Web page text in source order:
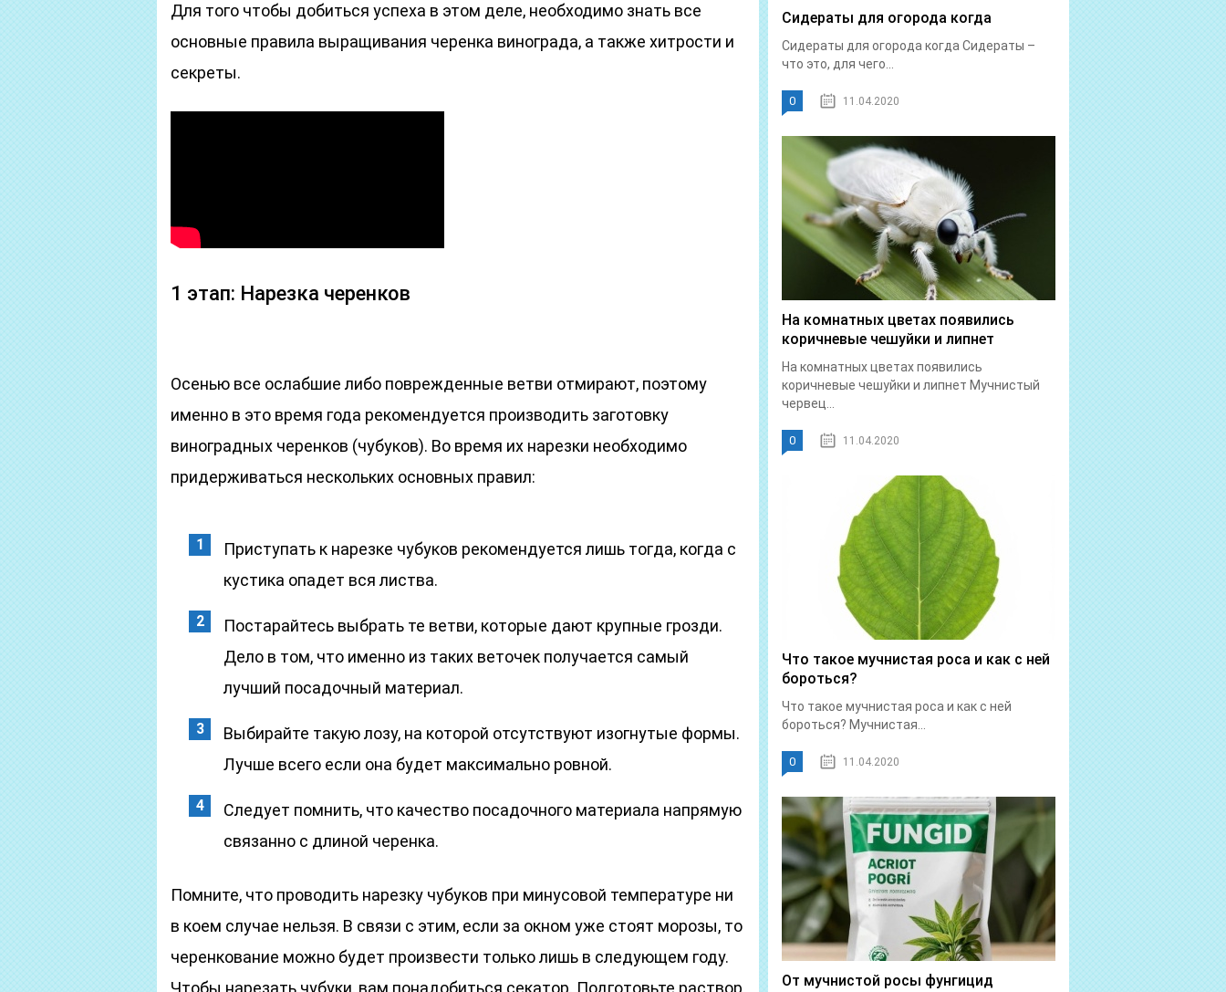
Для того чтобы добиться успеха в этом деле, необходимо знать все
основные правила выращивания черенка винограда, а также хитрости и
секреты.
1 этап: Нарезка черенков
Осенью все ослабшие либо поврежденные ветви отмирают, поэтому
именно в это время года рекомендуется производить заготовку
виноградных черенков (чубуков). Во время их нарезки необходимо
придерживаться нескольких основных правил:
Приступать к нарезке чубуков рекомендуется лишь тогда, когда с
кустика опадет вся листва.
Постарайтесь выбрать те ветви, которые дают крупные грозди.
Дело в том, что именно из таких веточек получается самый
лучший посадочный материал.
Выбирайте такую лозу, на которой отсутствуют изогнутые формы.
Лучше всего если она будет максимально ровной.
Следует помнить, что качество посадочного материала напрямую
связанно с длиной черенка.
Помните, что проводить нарезку чубуков при минусовой температуре ни
в коем случае нельзя. В связи с этим, если за окном уже стоят морозы, то
черенкование можно будет произвести только лишь в следующем году.
Чтобы нарезать чубуки, вам понадобиться секатор. Подготовьте раствор
Сидераты для огорода когда
Сидераты для огорода когда Сидераты –
что это, для чего...
0 11.04.2020
На комнатных цветах появились
коричневые чешуйки и липнет
На комнатных цветах появились
коричневые чешуйки и липнет Мучнистый
червец...
0 11.04.2020
Что такое мучнистая роса и как с ней
бороться?
Что такое мучнистая роса и как с ней
бороться? Мучнистая...
0 11.04.2020
От мучнистой росы фунгицид